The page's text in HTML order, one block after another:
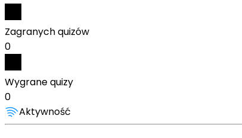
Zagranych quizów
0
Wygrane quizy
0
Aktywność